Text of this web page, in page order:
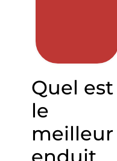
Quel est
le
meilleur